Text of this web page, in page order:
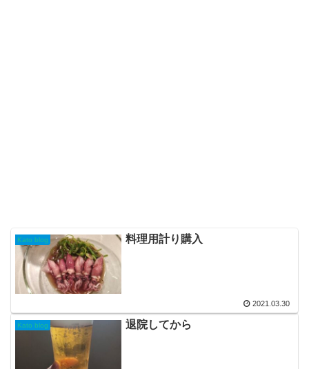
Kato blog 料理用計り購入
2021.03.30
Kato blog 退院してから